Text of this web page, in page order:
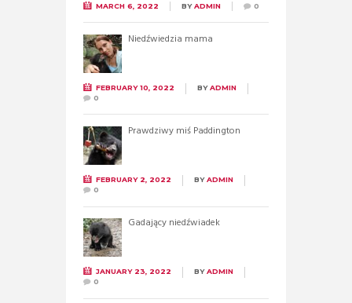
MARCH 6, 2022 BYADMIN 0
Niedźwiedzia mama
FEBRUARY 10, 2022 BYADMIN
0
Prawdziwy miś Paddington
FEBRUARY 2, 2022 BYADMIN
0
Gadający niedźwiadek
JANUARY 23, 2022 BYADMIN
0